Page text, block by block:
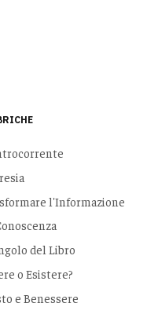
l'Informazione
del Libro
o Esistere?
e Benessere